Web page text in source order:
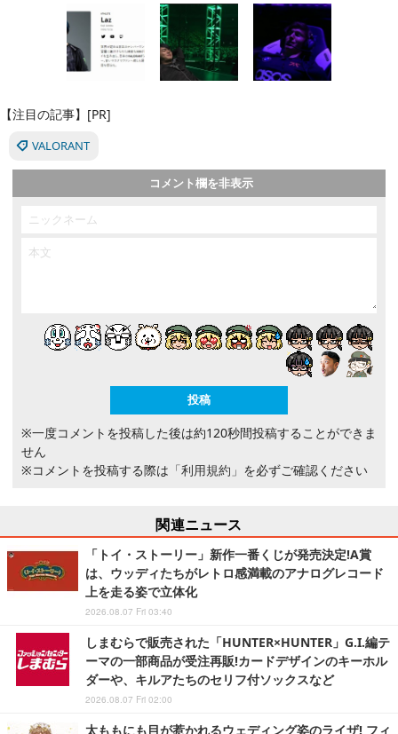
【注目の記事】[PR]
VALORANT
コメント欄を非表示
※一度コメントを投稿した後は約120秒間投稿することができま
せん
※コメントを投稿する際は 「利用規約」 を必ずご確認ください
関連ニュース
「トイ・ストーリー」新作一番くじが発売決定!A賞
は、ウッディたちがレトロ感満載のアナログレコード
上を走る姿で立体化
2026.08.07 Fri 03:40
しまむらで販売された「HUNTER×HUNTER」G.I.編テ
ーマの一部商品が受注再販!カードデザインのキーホル
ダーや、キルアたちのセリフ付ソックスなど
2026.08.07 Fri 02:00
太ももにも目が惹かれるウェディング姿のライザ! フィ